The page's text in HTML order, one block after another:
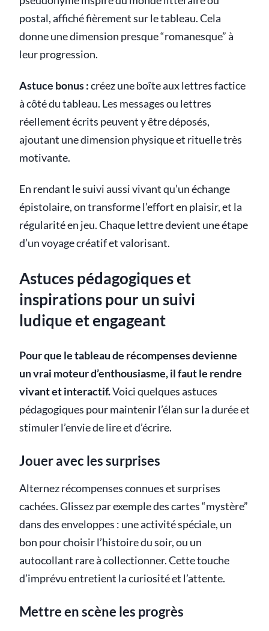
postal, affiché fièrement sur le tableau. Cela
donne une dimension presque “romanesque” à
leur progression.
Astuce bonus :créez une boîte aux lettres factice
à côté du tableau. Les messages ou lettres
réellement écrits peuvent y être déposés,
ajoutant une dimension physique et rituelle très
motivante.
En rendant le suivi aussi vivant qu’un échange
épistolaire, on transforme l’effort en plaisir, et la
régularité en jeu. Chaque lettre devient une étape
d’un voyage créatif et valorisant.
Astuces pédagogiques et
inspirations pour un suivi
ludique et engageant
Pour que le tableau de récompenses devienne
un vrai moteur d’enthousiasme, il faut le rendre
vivant et interactif.Voici quelques astuces
pédagogiques pour maintenir l’élan sur la durée et
stimuler l’envie de lire et d’écrire.
Jouer avec les surprises
Alternez récompenses connues et surprises
cachées. Glissez par exemple des cartes “mystère”
dans des enveloppes : une activité spéciale, un
bon pour choisir l’histoire du soir, ou un
autocollant rare à collectionner. Cette touche
d’imprévu entretient la curiosité et l’attente.
Mettre en scène les progrès